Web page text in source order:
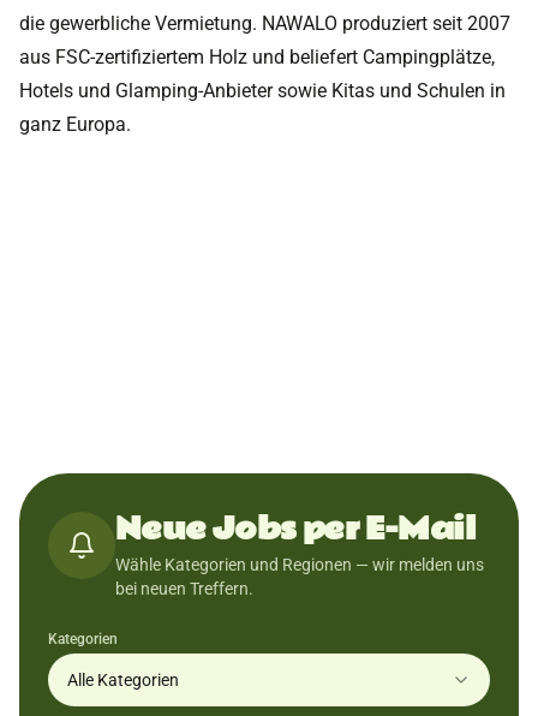
die gewerbliche Vermietung. NAWALO produziert seit 2007
aus FSC-zertifiziertem Holz und beliefert Campingplätze,
Hotels und Glamping-Anbieter sowie Kitas und Schulen in
ganz Europa.
Neue Jobs per E-Mail
Wähle Kategorien und Regionen — wir melden uns
bei neuen Treffern.
Kategorien
Alle Kategorien